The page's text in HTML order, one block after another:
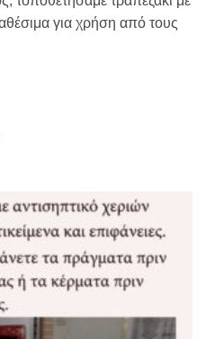
για χρήση από τους